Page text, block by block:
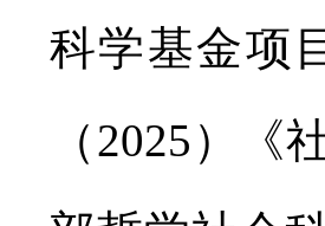
科学基金项
（2025）